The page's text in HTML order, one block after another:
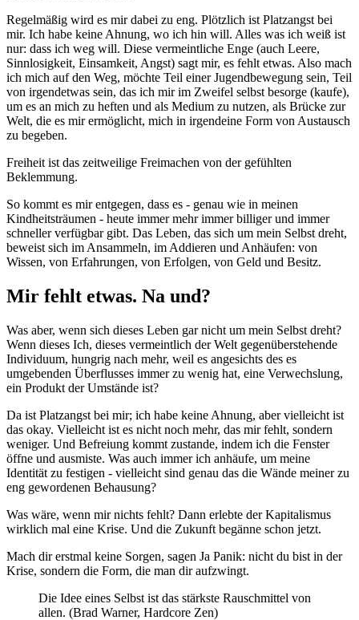
Regelmäßig wird es mir dabei zu eng. Plötzlich ist Platzangst bei
mir. Ich habe keine Ahnung, wo ich hin will. Alles was ich weiß ist
nur: dass ich weg will. Diese vermeintliche Enge (auch Leere,
Sinnlosigkeit, Einsamkeit, Angst) sagt mir, es fehlt etwas. Also mach
ich mich auf den Weg, möchte Teil einer Jugendbewegung sein, Teil
von irgendetwas sein, das ich mir im Zweifel selbst besorge (kaufe),
um es an mich zu heften und als Medium zu nutzen, als Brücke zur
Welt, die es mir ermöglicht, mich in irgendeine Form von Austausch
zu begeben.
Freiheit ist das zeitweilige Freimachen von der gefühlten
Beklemmung.
So kommt es mir entgegen, dass es - genau wie in meinen
Kindheitsträumen - heute immer mehr immer billiger und immer
schneller verfügbar gibt. Das Leben, das sich um mein Selbst dreht,
beweist sich im Ansammeln, im Addieren und Anhäufen: von
Wissen, von Erfahrungen, von Erfolgen, von Geld und Besitz.
Mir fehlt etwas. Na und?
Was aber, wenn sich dieses Leben gar nicht um mein Selbst dreht?
Wenn dieses Ich, dieses vermeintlich der Welt gegenüberstehende
Individuum, hungrig nach mehr, weil es angesichts des es
umgebenden Überflusses immer zu wenig hat, eine Verwechslung,
ein Produkt der Umstände ist?
Da ist Platzangst bei mir; ich habe keine Ahnung, aber vielleicht ist
das okay. Vielleicht ist es nicht noch mehr, das mir fehlt, sondern
weniger. Und Befreiung kommt zustande, indem ich die Fenster
öffne und ausmiste. Was auch immer ich anhäufe, um meine
Identität zu festigen - vielleicht sind genau das die Wände meiner zu
eng gewordenen Behausung?
Was wäre, wenn mir nichts fehlt? Dann erlebte der Kapitalismus
wirklich mal eine Krise. Und die Zukunft begänne schon jetzt.
Mach dir erstmal keine Sorgen, sagen Ja Panik: nicht du bist in der
Krise, sondern die Form, die man dir aufzwingt.
Die Idee eines Selbst ist das stärkste Rauschmittel von
allen. (Brad Warner, Hardcore Zen)